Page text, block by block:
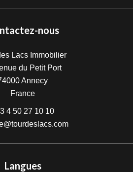
nous
Lacs Immobilier
du Petit Port
Annecy
France
4 50 27 10 10
Langues